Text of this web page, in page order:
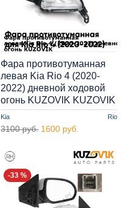
Kia Rio
Фара противотуманная
левая Kia Rio 4 (2020-
2022) дневной ходовой
огонь KUZOVIK KUZOVIK
3100 руб. 1600 руб.
-33 %